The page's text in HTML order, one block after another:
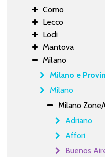
Como
Lecco
Lodi
Mantova
Milano
Milano e
Milano
Milano
Adriano
Affori
Buenos